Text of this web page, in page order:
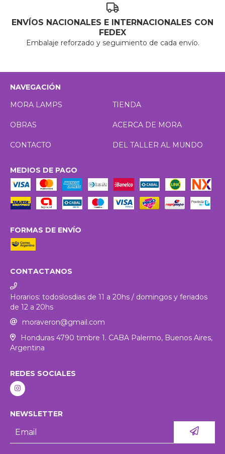
ENVÍOS NACIONALES E INTERNACIONALES CON
FEDEX
Embalaje reforzado y seguimiento de cada envío.
NAVEGACIÓN
MORA LAMPS
TIENDA
OBRAS ACERCA DE MORA
CONTACTO DEL TALLER AL MUNDO
MEDIOS DE PAGO
FORMAS DE ENVÍO
CONTACTANOS
Horarios: todoslosdias de 11 a 20hs / domingos y feriados
de 12 a 20hs
moraveron@gmail.com
Honduras 4790 timbre 1. CABA Palermo, Buenos Aires,
Argentina
REDES SOCIALES
NEWSLETTER